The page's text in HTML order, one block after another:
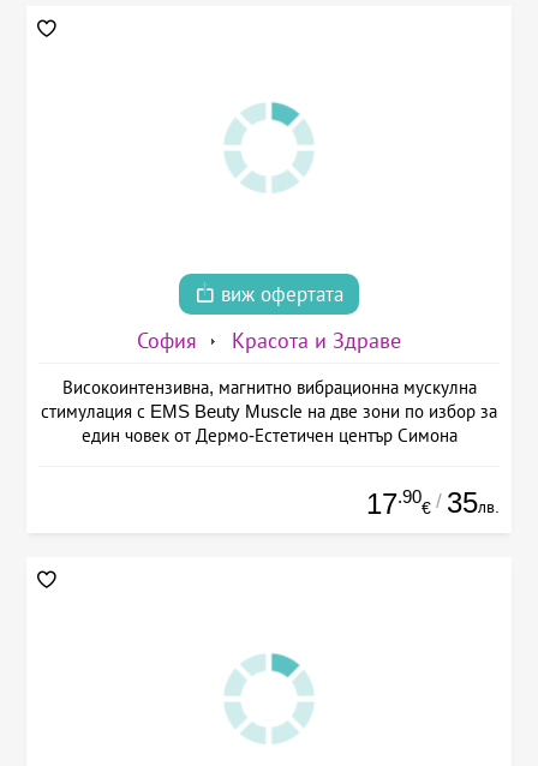
виж офертата
София Красота и Здраве
Високоинтензивна, магнитно вибрационна мускулна
стимулация с EMS Beuty Musclе на две зони по избор за
един човек от Дермо-Естетичен център Симона
17.90
€ / 35лв.